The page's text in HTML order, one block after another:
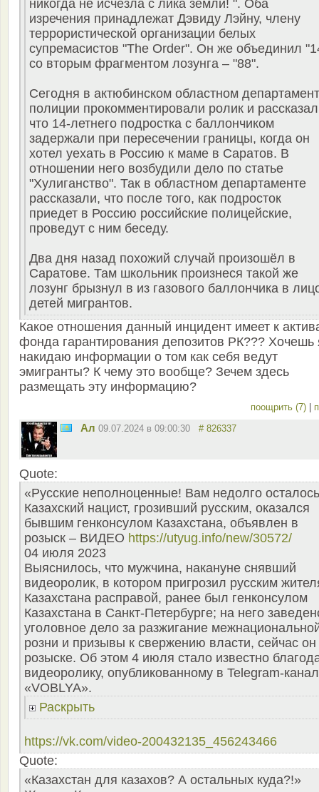
никогда не исчезла с лика земли! ". Оба
изречения принадлежат Дэвиду Лэйну, члену
террористической организации белых
супремасистов "The Order". Он же объединил
со вторым фрагментом лозунга – "88".
Сегодня в актюбинском областном
полиции прокомментировали ролик и
что 14-летнего подростка с баллончиком
задержали при пересечении границы, когда он
хотел уехать в Россию к маме в Саратов. В
отношении него возбудили дело по статье
"Хулиганство". Так в областном департаменте
рассказали, что после того, как подросток
приедет в Россию российские полицейские,
проведут с ним беседу.
Два дня назад похожий случай произошёл в
Саратове. Там школьник произнеся такой же
лозунг брызнул в из газового баллончика в
детей мигрантов.
Какое отношения данный инцидент имеет к
фонда гарантирования депозитов РК??? Хочешь
накидаю информации о том как себя ведут
эмигранты? К чему это вообще? Зечем здесь
размещать эту информацию?
поощрить (7)
Ал 09.07.2024 в 09:00:30 # 826337
Quote:
«Русские неполноценные! Вам недолго
Казахский нацист, грозивший русским, оказался
бывшим генконсулом Казахстана, объявлен в
розыск – ВИДЕО https://utyug.info/new/30572/
04 июля 2023
Выяснилось, что мужчина, накануне снявший
видеоролик, в котором пригрозил русским
Казахстана расправой, ранее был генконсулом
Казахстана в Санкт-Петербурге; на него
уголовное дело за разжигание
розни и призывы к свержению власти, сейчас он
розыске. Об этом 4 июля стало известно
видеоролику, опубликованному в Telegram-
«VOBLYA».
Раскрыть
https://vk.com/video-200432135_456243466
Quote:
«Казахстан для казахов? А остальных куда?!»